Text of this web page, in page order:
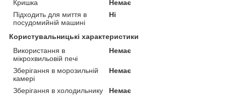
Кришка
Немає
Підходить для миття в
посудомийній машині
Ні
Користувальницькі характеристики
Використання в
мікрохвильовій печі
Немає
Зберігання в морозильній
камері
Немає
Зберігання в холодильнику
Немає